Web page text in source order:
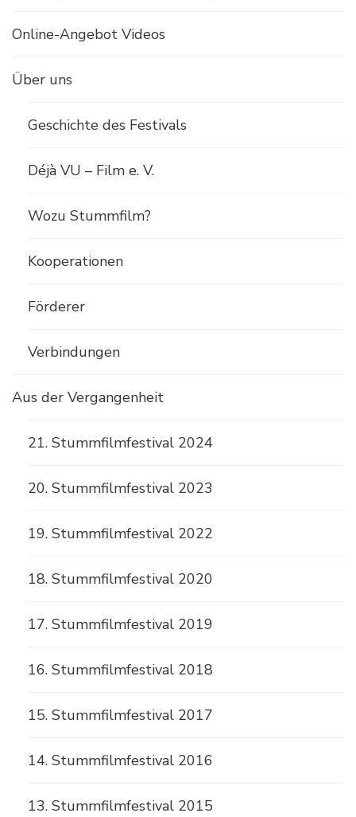
Online-Angebot Videos
Über uns
Geschichte des Festivals
Déjà VU – Film e. V.
Wozu Stummfilm?
Kooperationen
Förderer
Verbindungen
Aus der Vergangenheit
21. Stummfilmfestival 2024
20. Stummfilmfestival 2023
19. Stummfilmfestival 2022
18. Stummfilmfestival 2020
17. Stummfilmfestival 2019
16. Stummfilmfestival 2018
15. Stummfilmfestival 2017
14. Stummfilmfestival 2016
13. Stummfilmfestival 2015